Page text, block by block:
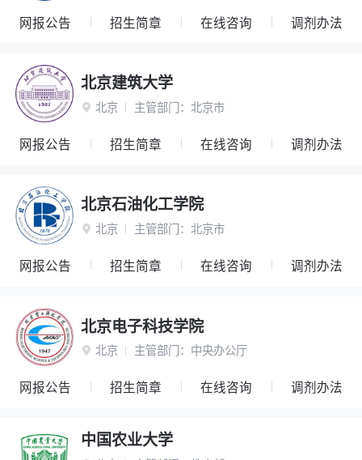
网报公告 招生简章 在线咨询 调剂办法
北京建筑大学
 北京 主管部门： 北京市
网报公告 招生简章 在线咨询 调剂办法
北京石油化工学院
 北京 主管部门： 北京市
网报公告 招生简章 在线咨询 调剂办法
北京电子科技学院
 北京 主管部门： 中央办公厅
网报公告 招生简章 在线咨询 调剂办法
中国农业大学